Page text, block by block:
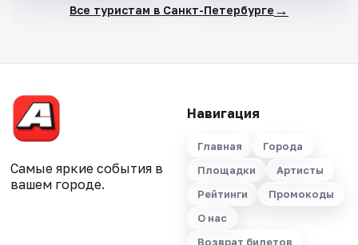
Все туристам в Санкт-Петербурге →
Самые яркие события в
вашем городе.
Навигация
Главная
Города
Площадки
Артисты
Рейтинги
Промокоды
О нас
Возврат билетов